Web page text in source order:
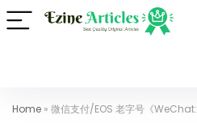
Home » 微信支付/EOS 老字号《